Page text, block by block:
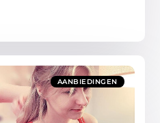
AANBIEDINGEN